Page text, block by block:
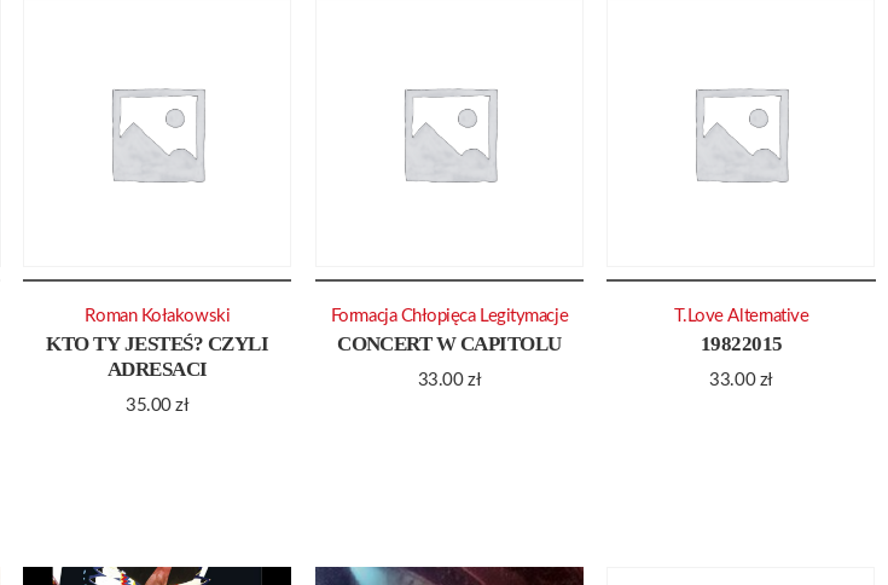
KTO TY JESTEŚ? CZYLI
ADRESACI
35.00zł
Roman Kołakowski
CONCERT W CAPITOLU
33.00zł
Formacja Chłopięca Legitymacje
19822015
33.00 zł
T.Love Alternative